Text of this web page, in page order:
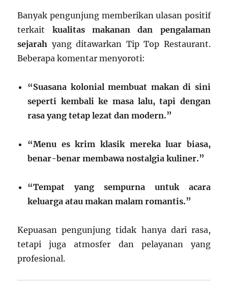
Banyak pengunjung memberikan ulasan positif
terkait kualitas makanan dan pengalaman
sejarah yang ditawarkan Tip Top Restaurant.
Beberapa komentar menyoroti:
“Suasana kolonial membuat makan di sini
seperti kembali ke masa lalu, tapi dengan
rasa yang tetap lezat dan modern.”
“Menu es krim klasik mereka luar biasa,
benar-benar membawa nostalgia kuliner.”
“Tempat yang sempurna untuk acara
keluarga atau makan malam romantis.”
Kepuasan pengunjung tidak hanya dari rasa,
tetapi juga atmosfer dan pelayanan yang
profesional.